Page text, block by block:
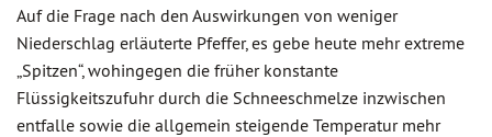
Auf die Frage nach den Auswirkungen von weniger
Niederschlag erläuterte Pfeffer, es gebe heute mehr extreme
„Spitzen“, wohingegen die früher konstante
Flüssigkeitszufuhr durch die Schneeschmelze inzwischen
entfalle sowie die allgemein steigende Temperatur mehr